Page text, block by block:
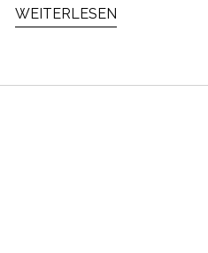
WEITERLESEN